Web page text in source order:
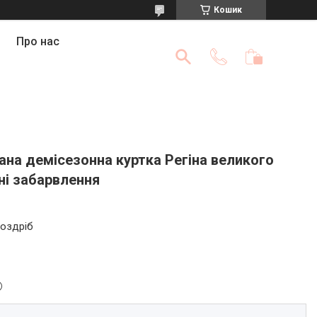
Кошик
Про нас
демісезонна куртка Регіна великого
забарвлення